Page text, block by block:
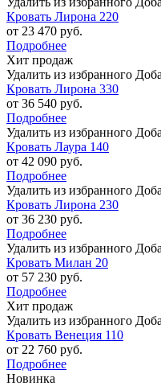
Кровать Лирона 220
от 23 470 руб.
Подробнее
Хит продаж
Удалить из избранного
Кровать Лирона 330
от 36 540 руб.
Подробнее
Удалить из избранного
Кровать Лаура 140
от 42 090 руб.
Подробнее
Удалить из избранного
Кровать Лирона 230
от 36 230 руб.
Подробнее
Удалить из избранного
Кровать Милан 20
от 57 230 руб.
Подробнее
Хит продаж
Удалить из избранного
Кровать Венеция 110
от 22 760 руб.
Подробнее
Новинка